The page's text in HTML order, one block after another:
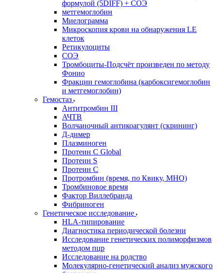
формулой (5DIFF) + СОЭ
метгемоглобин
Миелограмма
Микроскопия крови на обнаружения LE
клеток
Ретикулоциты
СОЭ
Тромбоциты-Подсчёт произведен по методу
Фонио
Фракции гемоглобина (карбоксигемоглобин
и метгемоглобин)
Гемостаз
Антитромбин III
АЧТВ
Волчаночный антикоагулянт (скрининг)
Д-димер
Плазминоген
Протеин C Global
Протеин S
Протеин С
Протромбин (время, по Квику, МНО)
Тромбиновое время
Фактор Виллебранда
Фибриноген
Генетическое исследование
HLA-типирование
Диагностика периодической болезни
Исследование генетических полиморфизмов
методом пцр
Исследование на родство
Молекулярно-генетический анализ мужского